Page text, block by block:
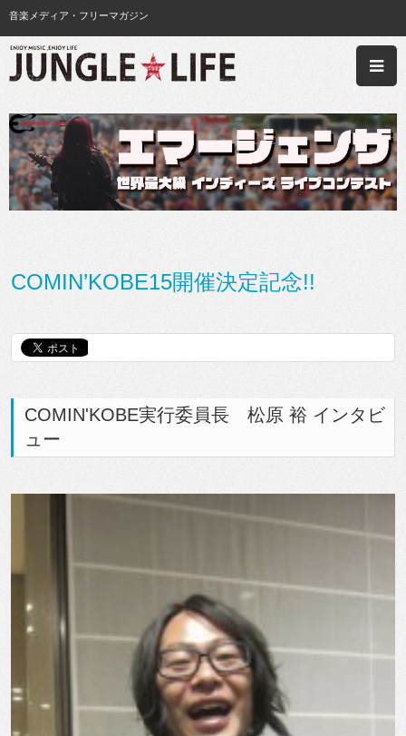
音楽メディア・フリーマガジン
COMIN’KOBE15開催決定記念!!
COMIN'KOBE実行委員長 松原 裕 インタビ
ュー